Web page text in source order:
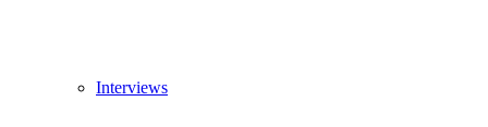
Interviews